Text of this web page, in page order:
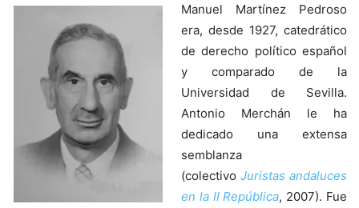
Manuel Martínez Pedroso
era, desde 1927, catedrático
de derecho político español
y comparado de la
Universidad de Sevilla.
Antonio Merchán le ha
dedicado una extensa
semblanza
(colectivo Juristas andaluces
en la II República, 2007). Fue